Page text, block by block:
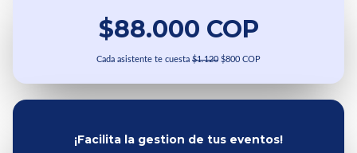
$88.000 COP
Cada asistente te cuesta $1.120 $800 COP
¡Facilita la gestion de tus eventos!